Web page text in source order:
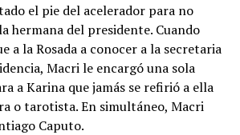
el pie del acelerador para no
hermana del presidente. Cuando
a la Rosada a conocer a la secretaria
Macri le encargó una sola
a Karina que jamás se refirió a ella
o tarotista. En simultáneo, Macri
Caputo.